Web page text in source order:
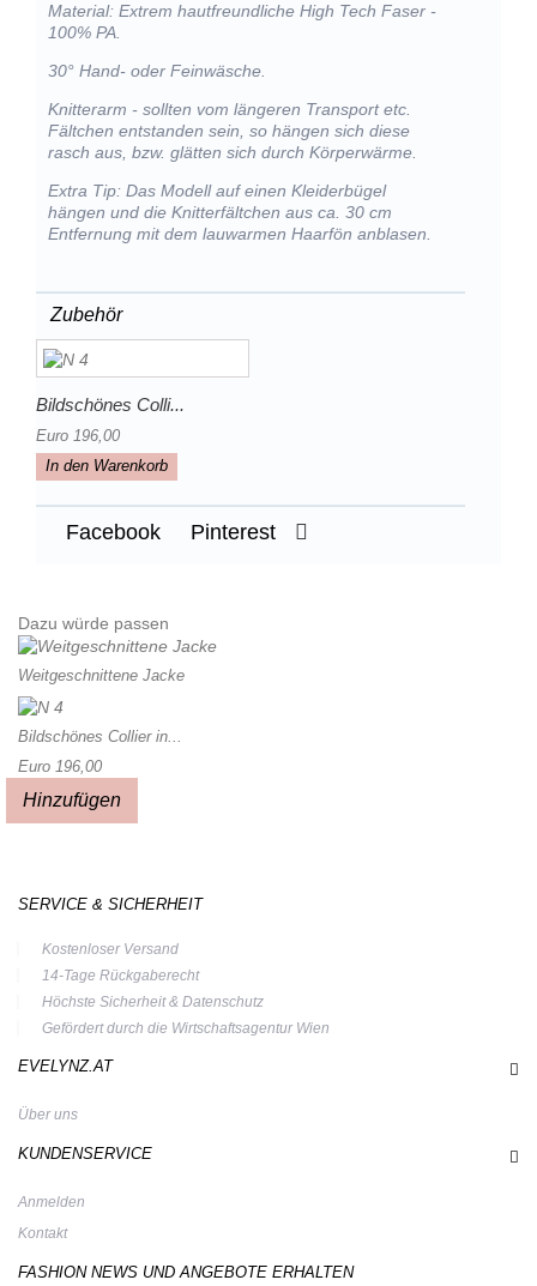
Material: Extrem hautfreundliche High Tech Faser -
100% PA.
30° Hand- oder Feinwäsche.
Knitterarm - sollten vom längeren Transport etc.
Fältchen entstanden sein, so hängen sich diese
rasch aus, bzw. glätten sich durch Körperwärme.
Extra Tip: Das Modell auf einen Kleiderbügel
hängen und die Knitterfältchen aus ca. 30 cm
Entfernung mit dem lauwarmen Haarfön anblasen.
Zubehör
Bildschönes Colli...
Euro 196,00
In den Warenkorb
Facebook Pinterest
Dazu würde passen
Weitgeschnittene Jacke
Bildschönes Collier in...
Euro 196,00
Hinzufügen
SERVICE & SICHERHEIT
Kostenloser Versand
14-Tage Rückgaberecht
Höchste Sicherheit & Datenschutz
Gefördert durch die Wirtschaftsagentur Wien
EVELYNZ.AT
Über uns
KUNDENSERVICE
Anmelden
Kontakt
FASHION NEWS UND ANGEBOTE ERHALTEN